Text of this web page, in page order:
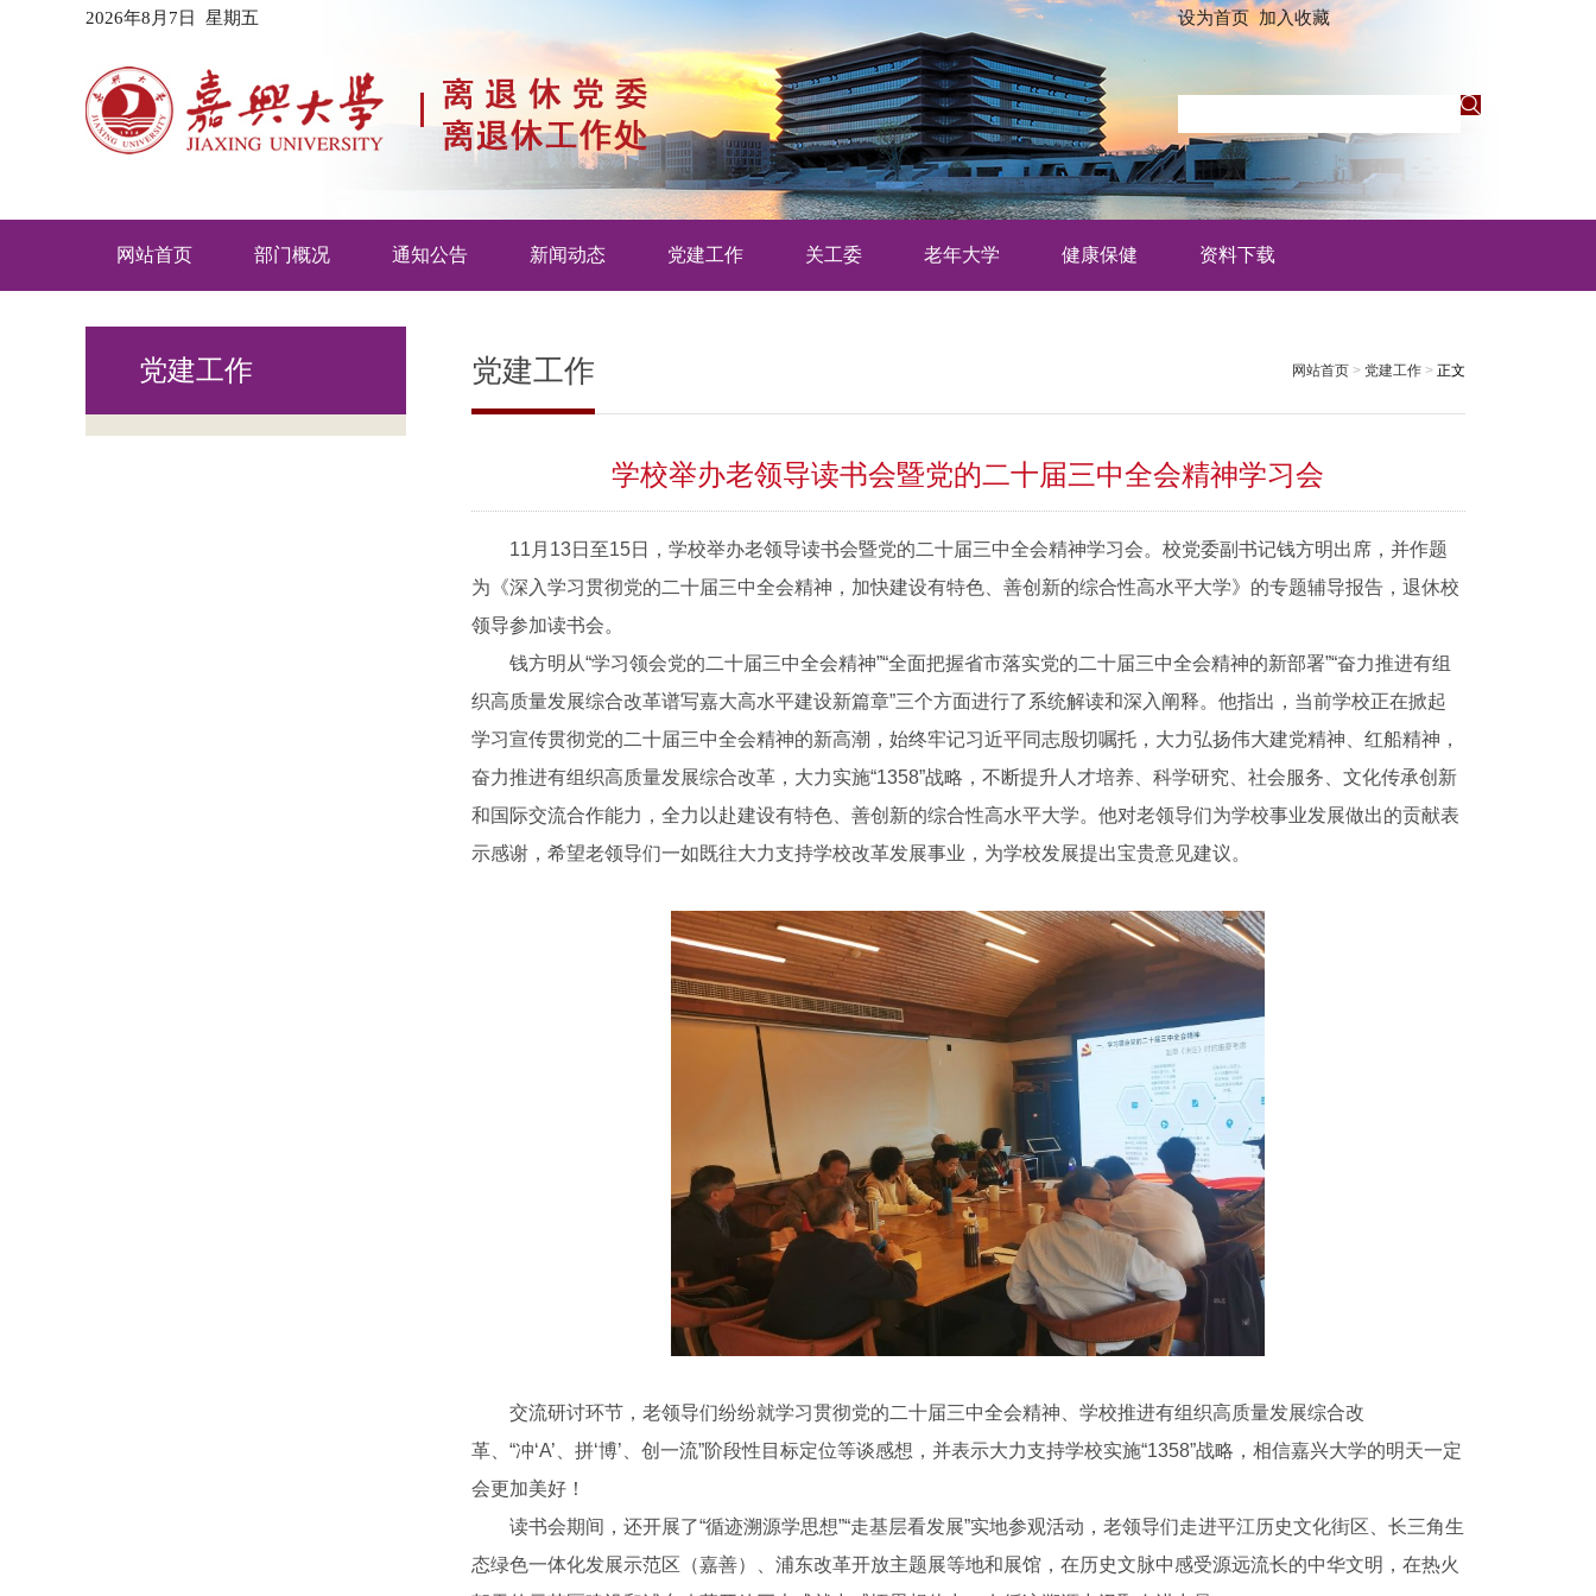
2026年8月7日 星期五 设为首页 加入收藏
网站首页 部门概况 通知公告 新闻动态 党建工作 关工委 老年大学 健康保健 资料下载
党建工作 党建工作 网站首页 > 党建工作 >正文
学校举办老领导读书会暨党的二十届三中全会精神学习会
11月13日至15日，学校举办老领导读书会暨党的二十届三中全会精神学习会。校党委副书记钱方明出席，并作题
为《深入学习贯彻党的二十届三中全会精神，加快建设有特色、善创新的综合性高水平大学》的专题辅导报告，退休校
领导参加读书会。
钱方明从“学习领会党的二十届三中全会精神”“全面把握省市落实党的二十届三中全会精神的新部署”“奋力推进有组
织高质量发展综合改革谱写嘉大高水平建设新篇章”三个方面进行了系统解读和深入阐释。他指出，当前学校正在掀起
学习宣传贯彻党的二十届三中全会精神的新高潮，始终牢记习近平同志殷切嘱托，大力弘扬伟大建党精神、红船精神，
奋力推进有组织高质量发展综合改革，大力实施“1358”战略，不断提升人才培养、科学研究、社会服务、文化传承创新
和国际交流合作能力，全力以赴建设有特色、善创新的综合性高水平大学。他对老领导们为学校事业发展做出的贡献表
示感谢，希望老领导们一如既往大力支持学校改革发展事业，为学校发展提出宝贵意见建议。
交流研讨环节，老领导们纷纷就学习贯彻党的二十届三中全会精神、学校推进有组织高质量发展综合改
革、“冲‘A’、拼‘博’、创一流”阶段性目标定位等谈感想，并表示大力支持学校实施“1358”战略，相信嘉兴大学的明天一定
会更加美好！
读书会期间，还开展了“循迹溯源学思想”“走基层看发展”实地参观活动，老领导们走进平江历史文化街区、长三角生
态绿色一体化发展示范区（嘉善）、浦东改革开放主题展等地和展馆，在历史文脉中感受源远流长的中华文明，在热火